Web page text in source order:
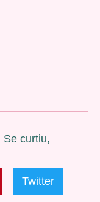
Se curtiu,
Twitter